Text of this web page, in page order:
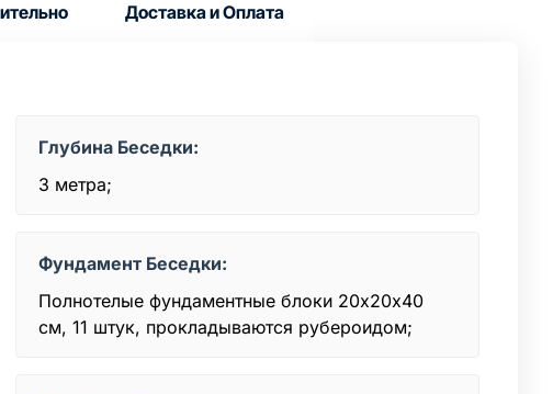
Доставка и Оплата
Глубина Беседки:
3 метра;
Фундамент Беседки:
Полнотелые фундаментные блоки 20х20x40
см, 11 штук, прокладываются рубероидом;